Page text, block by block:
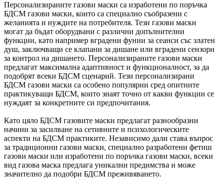
Персонализираните газови маски са изработени по поръчка
БДСМ газови маски, които са специално съобразени с
желанията и нуждите на потребителя. Тези газови маски
могат да бъдат оборудвани с различни допълнителни
функции, като например вградени фунии за сеанси със златен
душ, заключващи се клапани за дишане или вградени сензори
за контрол на дишането. Персонализираните газови маски
предлагат максимална адаптивност и функционалност, за да
подобрят всеки БДСМ сценарий. Тези персонализирани
БДСМ газови маски са особено популярни сред опитните
практикуващи БДСМ, които знаят точно от какви функции се
нуждаят за конкретните си предпочитания.
Като цяло БДСМ газовите маски предлагат разнообразни
начини за засилване на сетивните и психологическите
аспекти на БДСМ практиките. Независимо дали става въпрос
за традиционни газови маски, специално разработени фетиш
газови маски или изработени по поръчка газови маски, всеки
вид газова маска предлага уникални предимства и може
значително да подобри БДСМ преживяването.